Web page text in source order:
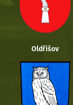
Oldřišov